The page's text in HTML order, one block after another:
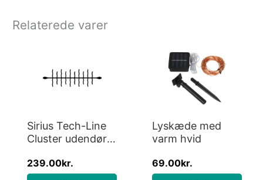
Relaterede varer
Sirius Tech-Line
Cluster udendørs
varm hvide lys, 2
meter, forlænger
239.00kr.
Lyskæde med
varm hvid
69.00kr.